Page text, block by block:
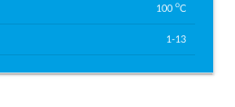
100oC
1-13